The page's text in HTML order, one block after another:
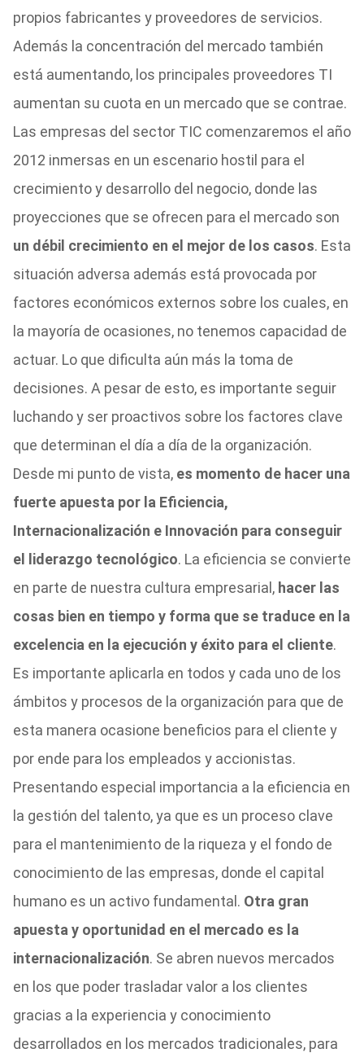
propios fabricantes y proveedores de servicios.
Además la concentración del mercado también
está aumentando, los principales proveedores TI
aumentan su cuota en un mercado que se contrae.
Las empresas del sector TIC comenzaremos el año
2012 inmersas en un escenario hostil para el
crecimiento y desarrollo del negocio, donde las
proyecciones que se ofrecen para el mercado son
un débil crecimiento en el mejor de los casos. Esta
situación adversa además está provocada por
factores económicos externos sobre los cuales, en
la mayoría de ocasiones, no tenemos capacidad de
actuar. Lo que dificulta aún más la toma de
decisiones. A pesar de esto, es importante seguir
luchando y ser proactivos sobre los factores clave
que determinan el día a día de la organización.
Desde mi punto de vista, es momento de hacer una
fuerte apuesta por la Eficiencia,
Internacionalización e Innovación para conseguir
el liderazgo tecnológico. La eficiencia se convierte
en parte de nuestra cultura empresarial, hacer las
cosas bien en tiempo y forma que se traduce en la
excelencia en la ejecución y éxito para el cliente.
Es importante aplicarla en todos y cada uno de los
ámbitos y procesos de la organización para que de
esta manera ocasione beneficios para el cliente y
por ende para los empleados y accionistas.
Presentando especial importancia a la eficiencia en
la gestión del talento, ya que es un proceso clave
para el mantenimiento de la riqueza y el fondo de
conocimiento de las empresas, donde el capital
humano es un activo fundamental. Otra gran
apuesta y oportunidad en el mercado es la
internacionalización. Se abren nuevos mercados
en los que poder trasladar valor a los clientes
gracias a la experiencia y conocimiento
desarrollados en los mercados tradicionales, para